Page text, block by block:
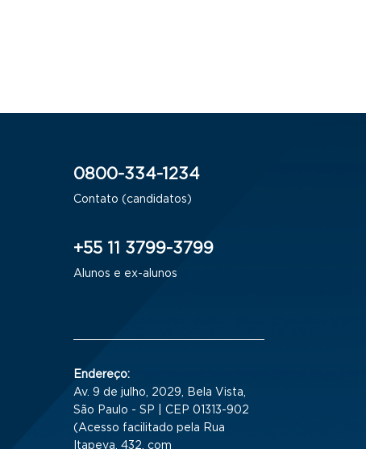
0800-334-1234
Contato (candidatos)
+55 11 3799-3799
Alunos e ex-alunos
Endereço:
Av. 9 de julho, 2029, Bela Vista,
São Paulo - SP | CEP 01313-902
(Acesso facilitado pela Rua
Itapeva, 432, com